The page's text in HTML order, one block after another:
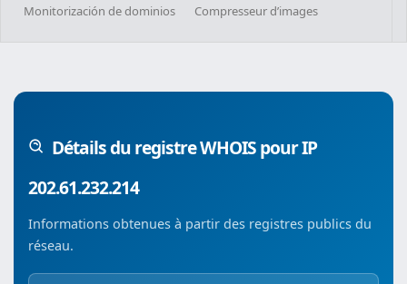
Monitorización de dominios Compresseur d’images
Détails du registre WHOIS pour IP
202.61.232.214
Informations obtenues à partir des registres publics du
réseau.